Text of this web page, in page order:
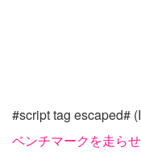
#script tag escaped#
ベンチマークを走ら